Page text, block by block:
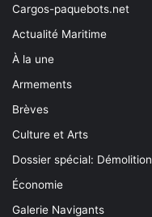
Cargos-paquebots.net
Actualité Maritime
À la une
Armements
Brèves
Culture et Arts
Dossier spécial: Démolition
Économie
Galerie Navigants